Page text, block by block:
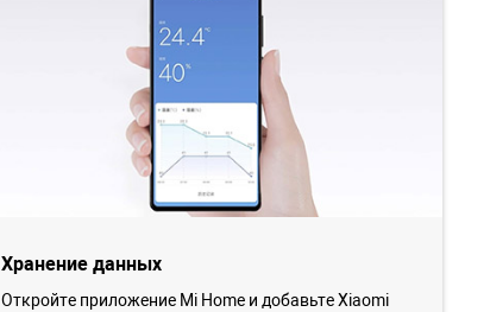
Хранение данных
Откройте приложение Mi Home и добавьте Xiaomi